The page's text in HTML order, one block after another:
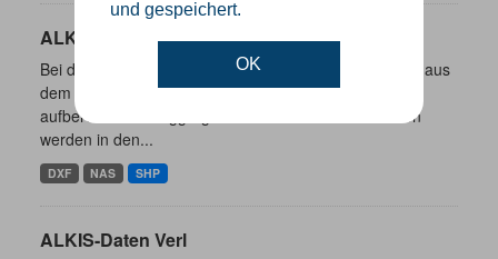
und gespeichert.
OK
ALKIS-Daten Borgholzhausen
Bei den hier bereitgestellten Daten handelt es sich um aus
dem ALKIS-Bestand abgeleitete und entsprechend
aufbereitete und aggregierte Inhalte. Die ALKIS-Daten
werden in den...
DXF NAS SHP
ALKIS-Daten Verl